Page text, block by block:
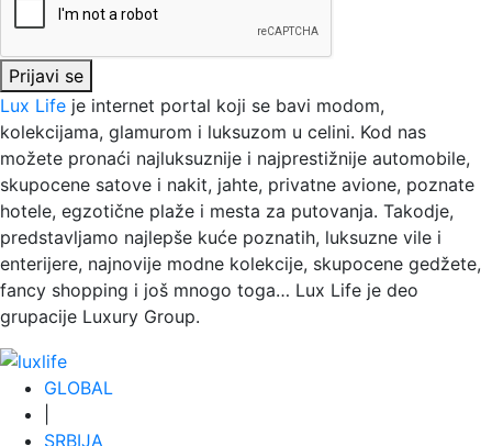
Prijavi se
Lux Life je internet portal koji se bavi modom,
kolekcijama, glamurom i luksuzom u celini. Kod nas
možete pronaći najluksuznije i najprestižnije automobile,
skupocene satove i nakit, jahte, privatne avione, poznate
hotele, egzotične plaže i mesta za putovanja. Takodje,
predstavljamo najlepše kuće poznatih, luksuzne vile i
enterijere, najnovije modne kolekcije, skupocene gedžete,
fancy shopping i još mnogo toga… Lux Life je deo
grupacije Luxury Group.
GLOBAL
SRBIJA